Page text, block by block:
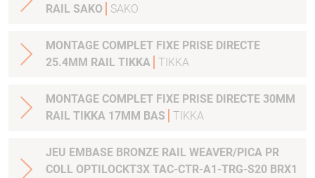
RAIL SAKO
SAKO
MONTAGE COMPLET FIXE PRISE DIRECTE
25.4MM RAIL TIKKA TIKKA
MONTAGE COMPLET FIXE PRISE DIRECTE 30MM
RAIL TIKKA 17MM BAS
TIKKA
JEU EMBASE BRONZE RAIL WEAVER/PICA PR
COLL OPTILOCKT3X TAC-CTR-A1-TRG-S20 BRX1